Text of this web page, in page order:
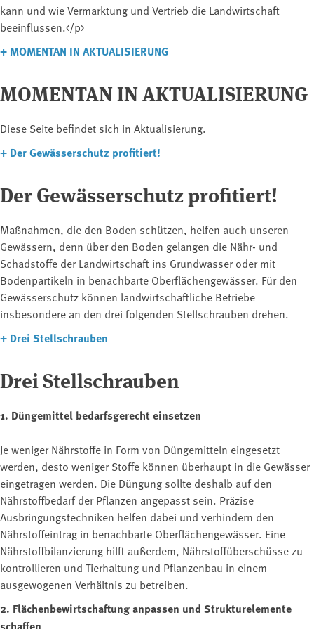
kann und wie Vermarktung und Vertrieb die Landwirtschaft
beeinflussen.</p>
+ MOMENTAN IN AKTUALISIERUNG
MOMENTAN IN AKTUALISIERUNG
Diese Seite befindet sich in Aktualisierung.
+ Der Gewässerschutz profitiert!
Der Gewässerschutz profitiert!
Maßnahmen, die den Boden schützen, helfen auch unseren
Gewässern, denn über den Boden gelangen die Nähr- und
Schadstoffe der Landwirtschaft ins Grundwasser oder mit
Bodenpartikeln in benachbarte Oberflächengewässer. Für den
Gewässerschutz können landwirtschaftliche Betriebe
insbesondere an den drei folgenden Stellschrauben drehen.
+ Drei Stellschrauben
Drei Stellschrauben
1. Düngemittel bedarfsgerecht einsetzen
Je weniger Nährstoffe in Form von Düngemitteln eingesetzt
werden, desto weniger Stoffe können überhaupt in die Gewässer
eingetragen werden. Die Düngung sollte deshalb auf den
Nährstoffbedarf der Pflanzen angepasst sein. Präzise
Ausbringungstechniken helfen dabei und verhindern den
Nährstoffeintrag in benachbarte Oberflächengewässer. Eine
Nährstoffbilanzierung hilft außerdem, Nährstoffüberschüsse zu
kontrollieren und Tierhaltung und Pflanzenbau in einem
ausgewogenen Verhältnis zu betreiben.
2. Flächenbewirtschaftung anpassen und Strukturelemente